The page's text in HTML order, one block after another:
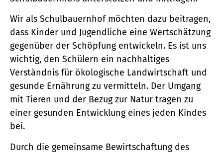
Wir als Schulbauernhof möchten dazu beitragen,
dass Kinder und Jugendliche eine Wertschätzung
gegenüber der Schöpfung entwickeln. Es ist uns
wichtig, den Schülern ein nachhaltiges
Verständnis für ökologische Landwirtschaft und
gesunde Ernährung zu vermitteln. Der Umgang
mit Tieren und der Bezug zur Natur tragen zu
einer gesunden Entwicklung eines jeden Kindes
bei.
Durch die gemeinsame Bewirtschaftung des